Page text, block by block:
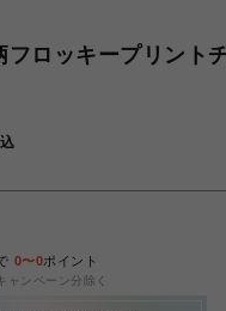
フロッキープリント
0〜0ポイント
ャンペーン分除く